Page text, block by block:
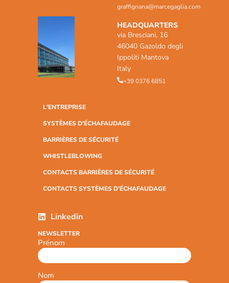
graffignana@marcegaglia.com
HEADQUARTERS
via Bresciani, 16
46040 Gazoldo degli
Ippoliti Mantova
Italy
+39 0376 6851
L'ENTREPRISE
SYSTÈMES D'ÉCHAFAUDAGE
BARRIÈRES DE SÉCURITÉ
WHISTLEBLOWING
CONTACTS BARRIÈRES DE SÉCURITÉ
CONTACTS SYSTÈMES D'ÉCHAFAUDAGE
Linkedin
NEWSLETTER
Prénom
Nom